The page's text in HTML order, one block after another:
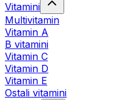
Vitamini
Multivitamin
Vitamin A
B vitamini
Vitamin C
Vitamin D
Vitamin E
Ostali vitamini